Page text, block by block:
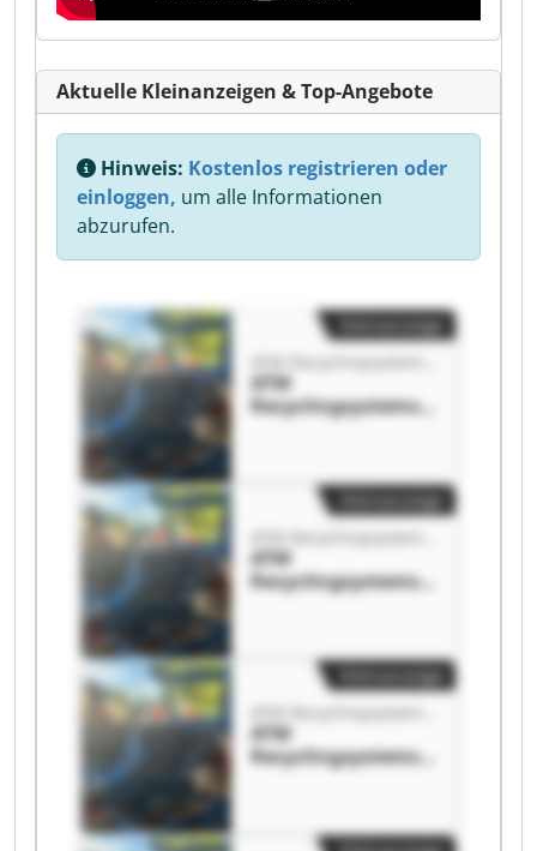
Aktuelle Kleinanzeigen & Top-Angebote
Hinweis: Kostenlos registrieren oder
einloggen, um alle Informationen
abzurufen.
ATM
Recyclingsystems
GmbH ATM
ATM
Recyclingsystems
GmbH ATM
ATM
Recyclingsystems
GmbH ATM